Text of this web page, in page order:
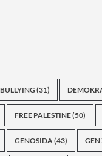
BULLYING (31)
FREE PALESTINE(50)
GENOSIDA(43) GEN